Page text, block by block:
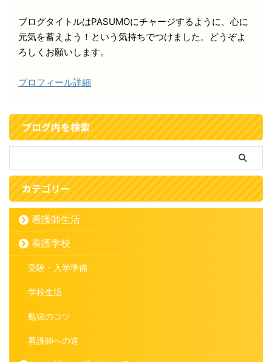
ブログタイトルはPASUMOにチャージするように、心に
元気を蓄えよう！という気持ちでつけました。どうぞよ
ろしくお願いします。
プロフィール詳細
ブログ内を検索
カテゴリー
看護師生活
看護学校
受験・入学準備
学校生活
勉強のコツ
看護師への道